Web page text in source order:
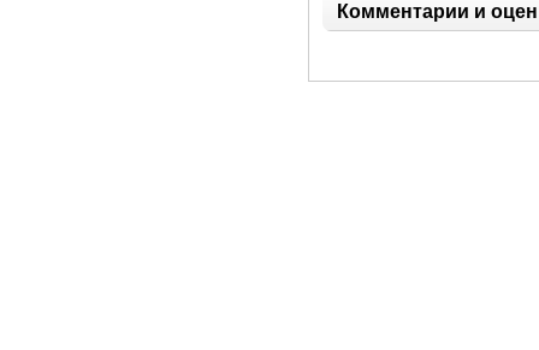
Комментарии и